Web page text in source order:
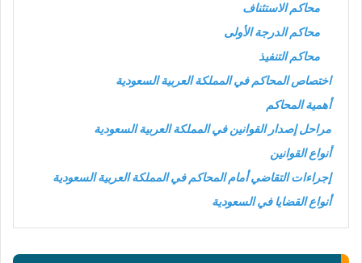
محاكم الاستئناف
محاكم الدرجة الأولى
محاكم التنفيذ
اختصاص المحاكم في المملكة العربية السعودية
أهمية المحاكم
مراحل إصدار القوانين في المملكة العربية السعودية
أنواع القوانين
إجراءات التقاضي أمام المحاكم في المملكة العربية السعودية
أنواع القضايا في السعودية